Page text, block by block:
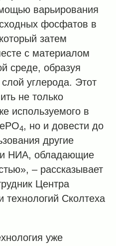
варьирования
фосфатов в
затем
с материалом
среде, образуя
углерода. Этот
не только
используемого в
4, но и довести до
другие
НИА, обладающие
– рассказывает
Центра
технологий Сколтеха
уже